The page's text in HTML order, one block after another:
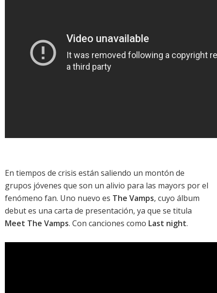
En tiempos de crisis están saliendo un montón de
grupos jóvenes que son un alivio para las mayors por el
fenómeno fan. Uno nuevo es The Vamps, cuyo álbum
debut es una carta de presentación, ya que se titula
Meet The Vamps. Con canciones como Last night.